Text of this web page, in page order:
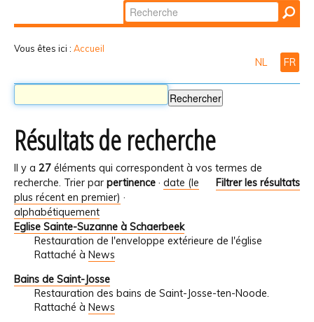
Chercher par
Recherche
Vous êtes ici : Accueil
NL FR
Résultats de recherche
Il y a 27 éléments qui correspondent à vos termes de
recherche.
Filtrer les résultats
Trier par pertinence · date (le
plus récent en premier) ·
alphabétiquement
Eglise Sainte-Suzanne à Schaerbeek
Restauration de l'enveloppe extérieure de l'église
Rattaché à News
Bains de Saint-Josse
Restauration des bains de Saint-Josse-ten-Noode.
Rattaché à News